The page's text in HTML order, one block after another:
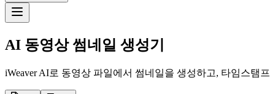
AI 동영상 썸네일 생성기
iWeaver AI로 동영상 파일에서 썸네일을 생성하고, 타임스탬